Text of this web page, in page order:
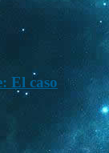
El caso